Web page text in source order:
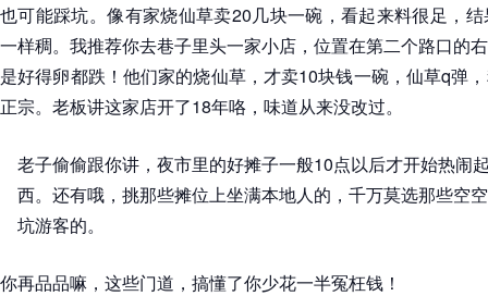
也可能踩坑。像有家烧仙草卖20几块一碗，看起来料很足，
一样稠。我推荐你去巷子里头一家小店，位置在第二个路口的
是好得卵都跌！他们家的烧仙草，才卖10块钱一碗，仙草q弹
正宗。老板讲这家店开了18年咯，味道从来没改过。
老子偷偷跟你讲，夜市里的好摊子一般10点以后才开始热闹
西。还有哦，挑那些摊位上坐满本地人的，千万莫选那些空
坑游客的。
你再品品嘛，这些门道，搞懂了你少花一半冤枉钱！